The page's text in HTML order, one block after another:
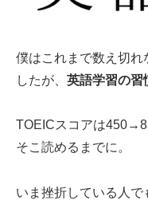
僕はこれまで数え切れ
したが、 英語学習の習
TOEICスコアは
そこ読めるまでに。
いま挫折している人